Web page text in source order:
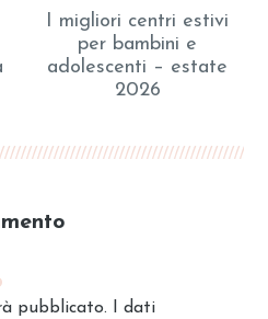
I migliori centri estivi
per bambini e
adolescenti – estate
2026
pubblicato. I dati